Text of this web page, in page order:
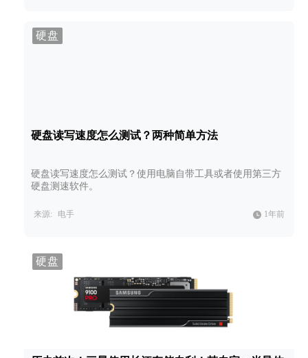
硬盘
硬盘读写速度怎么测试？两种简单方法
硬盘读写速度怎么测试？使用电脑自带工具或者使用第三方
硬盘测速软件。
来源: 电手 1年前
硬盘